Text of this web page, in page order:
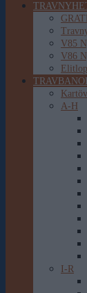
V85
V86
A-H
I-R